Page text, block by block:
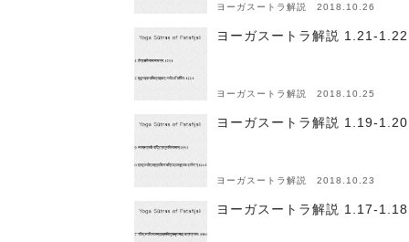
ヨーガスートラ解説 2018.10.26
ヨーガスートラ解説 1.21-
ヨーガスートラ解説 2018.10.25
ヨーガスートラ解説 1.19-
ヨーガスートラ解説 2018.10.23
ヨーガスートラ解説 1.17-